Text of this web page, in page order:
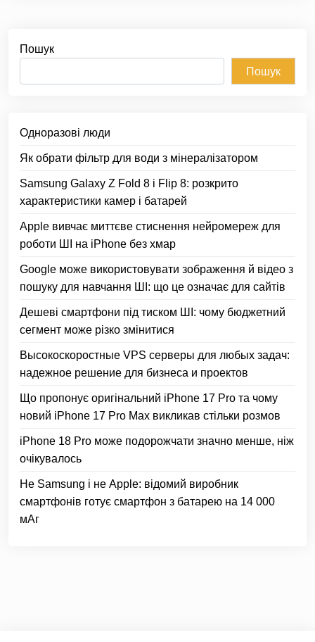
Пошук
Пошук
Одноразові люди
Як обрати фільтр для води з мінералізатором
Samsung Galaxy Z Fold 8 і Flip 8: розкрито
характеристики камер і батарей
Apple вивчає миттєве стиснення нейромереж для
роботи ШІ на iPhone без хмар
Google може використовувати зображення й відео з
пошуку для навчання ШІ: що це означає для сайтів
Дешеві смартфони під тиском ШІ: чому бюджетний
сегмент може різко змінитися
Высокоскоростные VPS серверы для любых задач:
надежное решение для бизнеса и проектов
Що пропонує оригінальний iPhone 17 Pro та чому
новий iPhone 17 Pro Max викликав стільки розмов
iPhone 18 Pro може подорожчати значно менше, ніж
очікувалось
Не Samsung і не Apple: відомий виробник
смартфонів готує смартфон з батарею на 14 000
мАг